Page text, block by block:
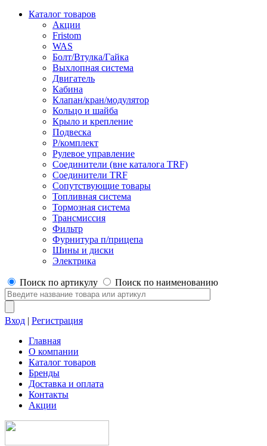
Каталог товаров
Акции
Fristom
WAS
Болт/Втулка/Гайка
Выхлопная система
Двигатель
Кабина
Клапан/кран/модулятор
Кольцо и шайба
Крыло и крепление
Подвеска
Р/комплект
Рулевое управление
Соединители (вне каталога TRF)
Соединители TRF
Сопутствующие товары
Топливная система
Тормозная система
Трансмиссия
Фильтр
Фурнитура п/прицепа
Шины и диски
Электрика
Поиск по артикулу Поиск по наименованию
Вход | Регистрация
Главная
О компании
Каталог товаров
Бренды
Доставка и оплата
Контакты
Акции